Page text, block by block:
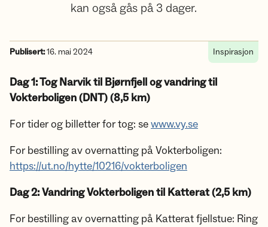
kan også gås på 3 dager.
Publisert:16. mai 2024 Inspirasjon
Dag 1: Tog Narvik til Bjørnfjell og vandring til
Vokterboligen (DNT) (8,5 km)
For tider og billetter for tog: sewww.vy.se
For bestilling av overnatting på Vokterboligen:
https://ut.no/hytte/10216/vokterboligen
Dag 2: Vandring Vokterboligen til Katterat (2,5 km)
For bestilling av overnatting på Katterat fjellstue: Ring